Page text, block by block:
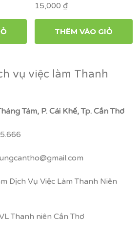
15,000₫
THÊM VÀO GIỎ
vụ việc làm Thanh
Tám, P. Cái Khế, Tp. Cần Thơ
Dịch Vụ Việc Làm Thanh Niên
Thanh niên Cần Thơ